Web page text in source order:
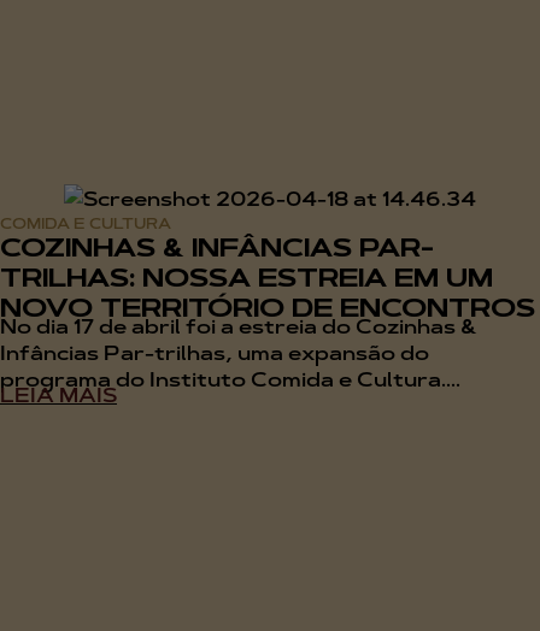
COMIDA E CULTURA
COZINHAS & INFÂNCIAS PAR-
TRILHAS: NOSSA ESTREIA EM UM
NOVO TERRITÓRIO DE ENCONTROS
No dia 17 de abril foi a estreia do Cozinhas &
Infâncias Par-trilhas, uma expansão do
programa do Instituto Comida e Cultura....
LEIA MAIS